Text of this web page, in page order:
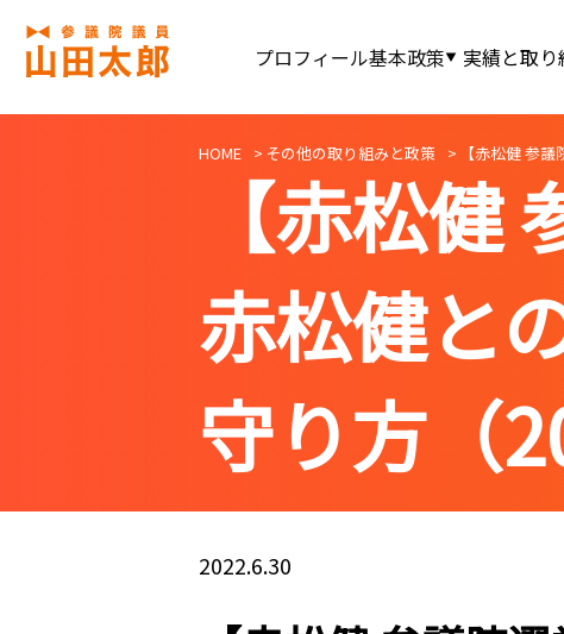
プロフィール基本政策 実績と取り
HOME その他の取り組みと政策 【赤松健 参
【赤松健
赤松健と
守り方（
2022.6.30